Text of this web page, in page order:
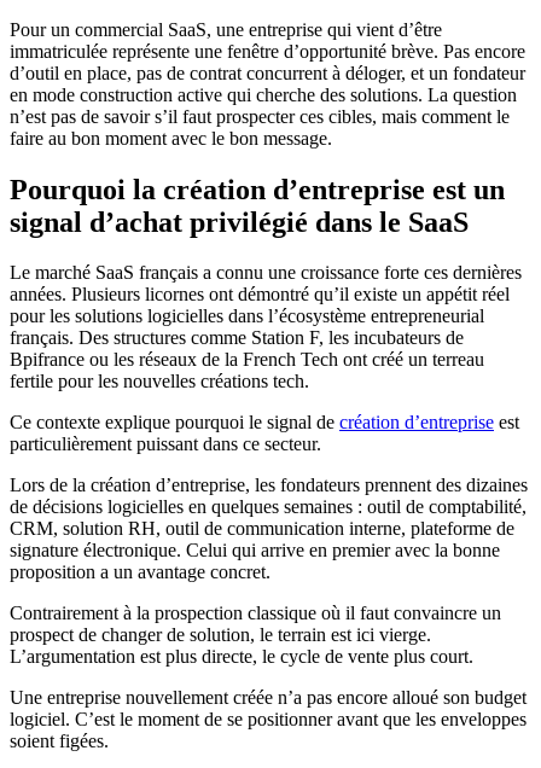
Pour un commercial SaaS, une entreprise qui vient d’être
immatriculée représente une fenêtre d’opportunité brève. Pas encore
d’outil en place, pas de contrat concurrent à déloger, et un fondateur
en mode construction active qui cherche des solutions. La question
n’est pas de savoir s’il faut prospecter ces cibles, mais comment le
faire au bon moment avec le bon message.
Pourquoi la création d’entreprise est un
signal d’achat privilégié dans le SaaS
Le marché SaaS français a connu une croissance forte ces dernières
années. Plusieurs licornes ont démontré qu’il existe un appétit réel
pour les solutions logicielles dans l’écosystème entrepreneurial
français. Des structures comme Station F, les incubateurs de
Bpifrance ou les réseaux de la French Tech ont créé un terreau
fertile pour les nouvelles créations tech.
Ce contexte explique pourquoi le signal de création d’entreprise est
particulièrement puissant dans ce secteur.
Lors de la création d’entreprise, les fondateurs prennent des dizaines
de décisions logicielles en quelques semaines : outil de comptabilité,
CRM, solution RH, outil de communication interne, plateforme de
signature électronique. Celui qui arrive en premier avec la bonne
proposition a un avantage concret.
Contrairement à la prospection classique où il faut convaincre un
prospect de changer de solution, le terrain est ici vierge.
L’argumentation est plus directe, le cycle de vente plus court.
Une entreprise nouvellement créée n’a pas encore alloué son budget
logiciel. C’est le moment de se positionner avant que les enveloppes
soient figées.